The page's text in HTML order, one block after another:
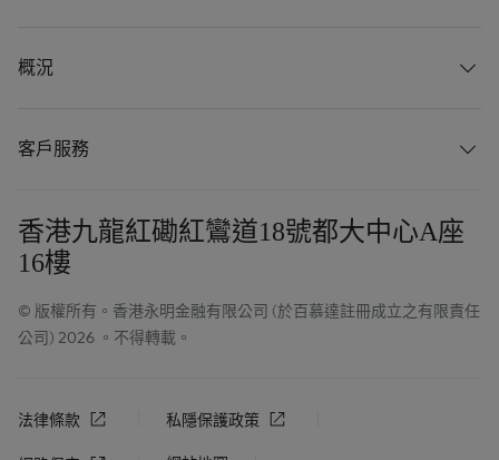
概況
客戶服務
香港九龍紅磡紅鸞道18號都大中心A座
16樓
© 版權所有。香港永明金融有限公司 (於百慕達註冊成立之有限責任
公司) 2026 。不得轉載。
法律條款 私隱保護政策